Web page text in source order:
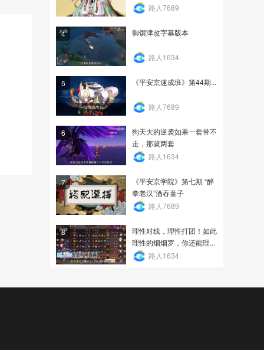
路人7689
4 御馔津改字幕版本
路人1634
5 《平安京速成班》第44期...
路人7689
6
狗天大的逆袭如果一套带不
走，那就两套
路人1634
7
《平安京学院》第七期 “醉
拳老汉”酒吞童子
路人7689
8
理性对线，理性打团！如此
理性的烟烟罗，你还能理...
路人1634